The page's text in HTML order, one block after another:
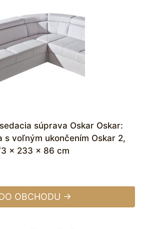
súprava Oskar Oskar:
s voľným ukončením Oskar 2,
x 233 x 86 cm
OBCHODU →